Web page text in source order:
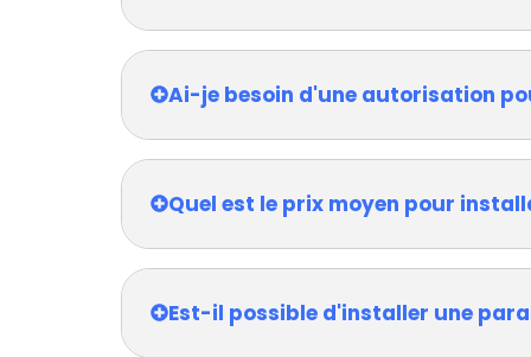
Ai-je besoin d'une autorisation
Quel est le prix moyen pour
Est-il possible d'installer une